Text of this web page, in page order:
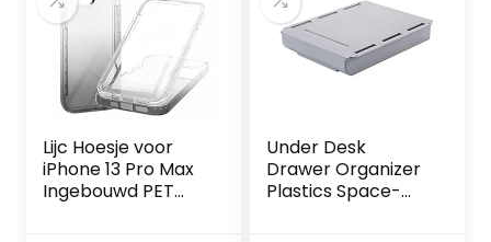
Lijc Hoesje voor
iPhone 13 Pro Max
Ingebouwd PET
Under Desk
Drawer Organizer
Plastics Space-